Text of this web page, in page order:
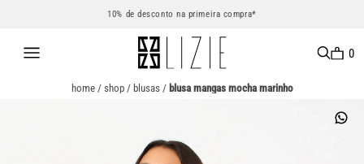
10% de desconto na primeira compra*
0
home/ shop/ blusas/ blusa mangas mocha marinho